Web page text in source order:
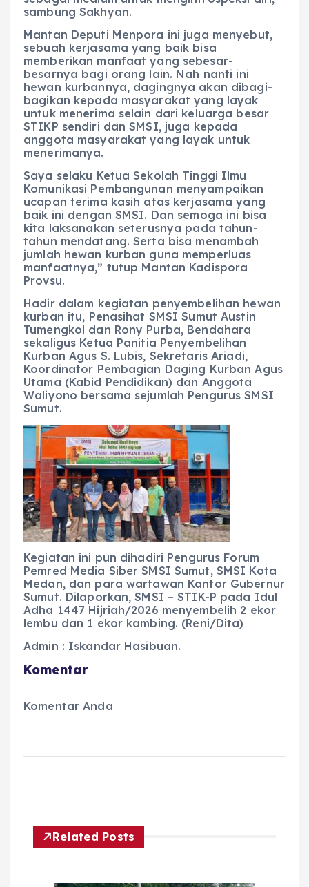
sambung Sakhyan.
Mantan Deputi Menpora ini juga menyebut,
sebuah kerjasama yang baik bisa
memberikan manfaat yang sebesar-
besarnya bagi orang lain. Nah nanti ini
hewan kurbannya, dagingnya akan dibagi-
bagikan kepada masyarakat yang layak
untuk menerima selain dari keluarga besar
STIKP sendiri dan SMSI, juga kepada
anggota masyarakat yang layak untuk
menerimanya.
Saya selaku Ketua Sekolah Tinggi Ilmu
Komunikasi Pembangunan menyampaikan
ucapan terima kasih atas kerjasama yang
baik ini dengan SMSI. Dan semoga ini bisa
kita laksanakan seterusnya pada tahun-
tahun mendatang. Serta bisa menambah
jumlah hewan kurban guna memperluas
manfaatnya,” tutup Mantan Kadispora
Provsu.
Hadir dalam kegiatan penyembelihan hewan
kurban itu, Penasihat SMSI Sumut Austin
Tumengkol dan Rony Purba, Bendahara
sekaligus Ketua Panitia Penyembelihan
Kurban Agus S. Lubis, Sekretaris Ariadi,
Koordinator Pembagian Daging Kurban Agus
Utama (Kabid Pendidikan) dan Anggota
Waliyono bersama sejumlah Pengurus SMSI
Sumut.
Kegiatan ini pun dihadiri Pengurus Forum
Pemred Media Siber SMSI Sumut, SMSI Kota
Medan, dan para wartawan Kantor Gubernur
Sumut. Dilaporkan, SMSI – STIK-P pada Idul
Adha 1447 Hijriah/2026 menyembelih 2 ekor
lembu dan 1 ekor kambing. (Reni/Dita)
Admin : Iskandar Hasibuan.
Komentar
Komentar Anda
Related Posts